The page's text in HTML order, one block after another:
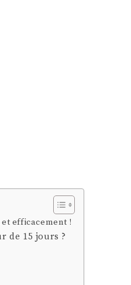
efficacement !
de 15 jours ?